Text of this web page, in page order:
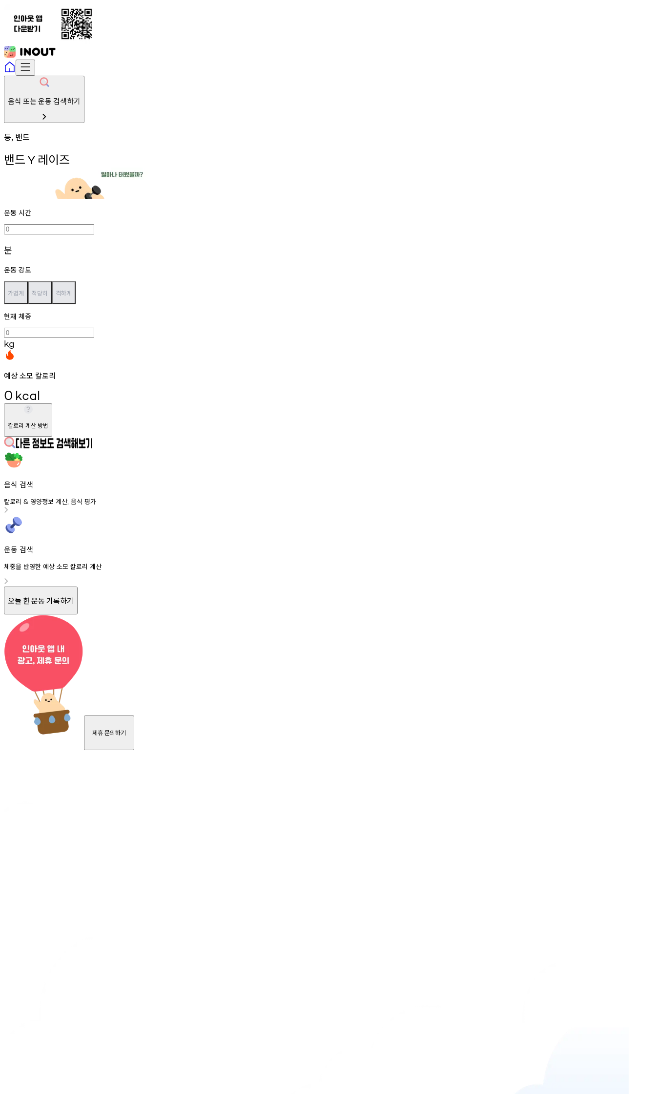
음식 또는 운동 검색하기
등, 밴드
밴드Y 레이즈
운동 시간
분
운동 강도
가볍게 적당히 격하게
현재 체중
kg
예상 소모 칼로리
0 kcal
칼로리 계산 방법
음식 검색
칼로리 & 영양정보 계산, 음식 평가
운동 검색
체중을 반영한 예상 소모 칼로리 계산
오늘 한 운동 기록하기
제휴 문의하기